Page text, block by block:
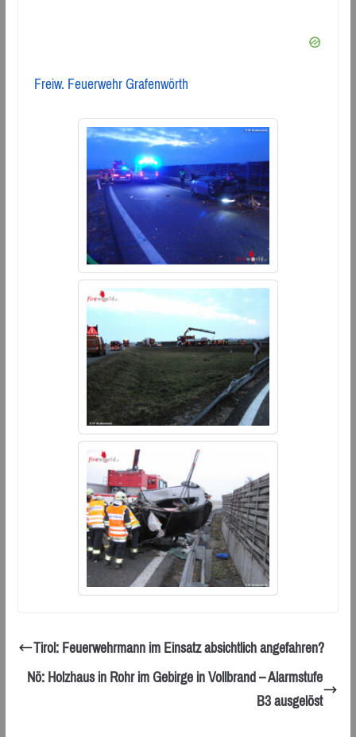
Freiw. Feuerwehr Grafenwörth
Tirol: Feuerwehrmann im Einsatz absichtlich angefahren?
Nö: Holzhaus in Rohr im Gebirge in Vollbrand – Alarmstufe
B3 ausgelöst